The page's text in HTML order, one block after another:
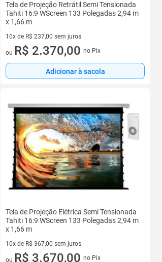
Tela de Projeção Retrátil Semi Tensionada
Tahiti 16:9 WScreen 133 Polegadas 2,94 m
x 1,66 m
10x de R$ 237,00 sem juros
10 vez de R$ 237,00 sem juros
ou R$ 2.370,00 no Pix
Adicionar à sacola
Tela de Projeção Elétrica Semi Tensionada
Tahiti 16:9 WScreen 133 Polegadas 2,94 m
x 1,66 m
10x de R$ 367,00 sem juros
10 vez de R$ 367,00 sem juros
ou R$ 3.670,00 no Pix